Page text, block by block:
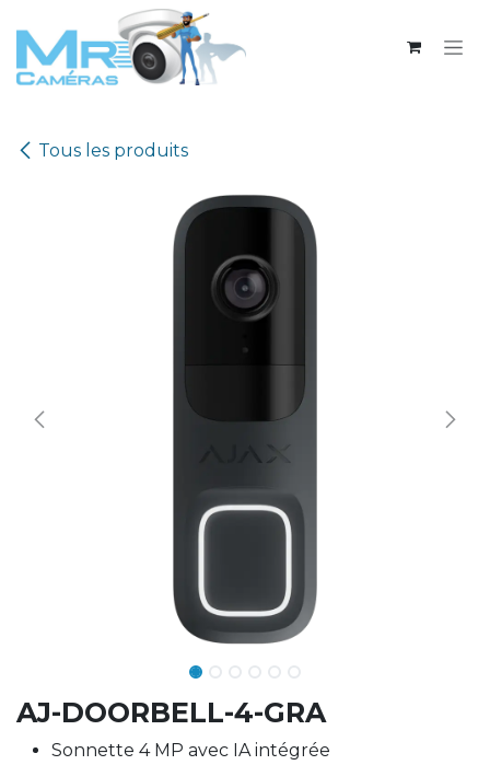
Se rendre au contenu
Tous les produits
AJ-DOORBELL-4-GRA
Sonnette 4 MP avec IA intégrée